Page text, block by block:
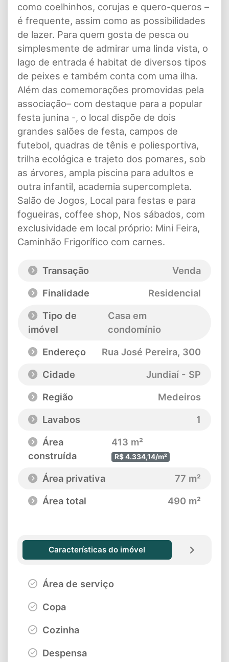
como coelhinhos, corujas e quero-queros –
é frequente, assim como as possibilidades
de lazer. Para quem gosta de pesca ou
simplesmente de admirar uma linda vista, o
lago de entrada é habitat de diversos tipos
de peixes e também conta com uma ilha.
Além das comemorações promovidas pela
associação– com destaque para a popular
festa junina -, o local dispõe de dois
grandes salões de festa, campos de
futebol, quadras de tênis e poliesportiva,
trilha ecológica e trajeto dos pomares, sob
as árvores, ampla piscina para adultos e
outra infantil, academia supercompleta.
Salão de Jogos, Local para festas e para
fogueiras, coffee shop, Nos sábados, com
exclusividade em local próprio: Mini Feira,
Caminhão Frigorífico com carnes.
Transação
Venda
Finalidade
Residencial
Tipo de
imóvel
Casa em
condomínio
Endereço
Rua José Pereira, 300
Cidade
Jundiaí - SP
Região
Medeiros
Lavabos
1
Área
construída
413 m²
R$ 4.334,14/m²
Área privativa
77 m²
Área total
490 m²
Características do imóvel
Área de serviço
Copa
Cozinha
Despensa